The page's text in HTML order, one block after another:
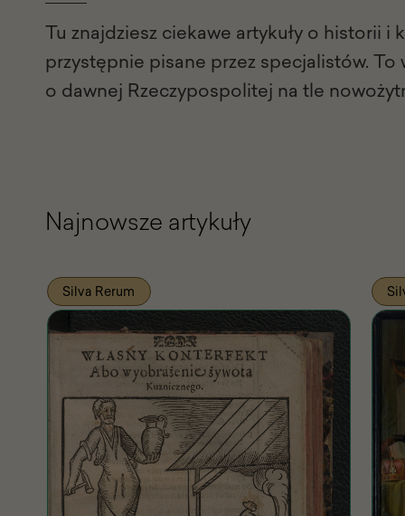
Tu znajdziesz ciekawe artykuły o historii i
przystępnie pisane przez specjalistów. To
o dawnej Rzeczypospolitej na tle
Najnowsze artykuły
Silva Rerum